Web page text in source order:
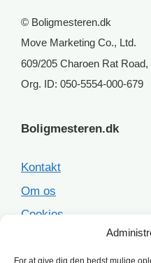
For at give dig den bedst mulige
© Boligmesteren.dk
Move Marketing Co., Ltd.
609/205 Charoen Rat
Org. ID: 050-5554-000-679
Boligmesteren.dk
Kontakt
Om os
Cookies